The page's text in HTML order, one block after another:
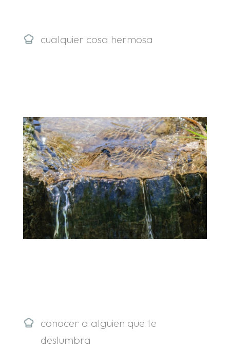
cualquier cosa hermosa
conocer a alguien que te
deslumbra